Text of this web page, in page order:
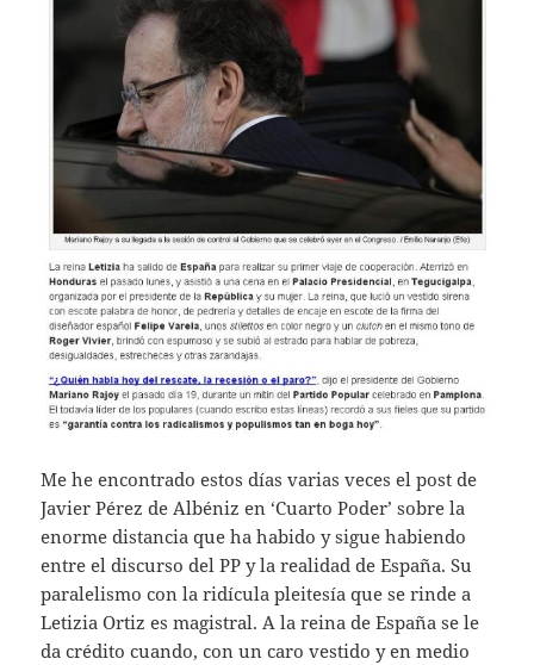
Me he encontrado estos días varias veces el post de
Javier Pérez de Albéniz en ‘Cuarto Poder’ sobre la
enorme distancia que ha habido y sigue habiendo
entre el discurso del PP y la realidad de España. Su
paralelismo con la ridícula pleitesía que se rinde a
Letizia Ortiz es magistral. A la reina de España se le
da crédito cuando, con un caro vestido y en medio